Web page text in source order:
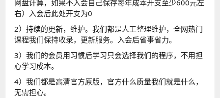
网盘计算，如果不入会自己保存每年成本开支至少600元左
右）入会后此处开支为0
2）持续的更新，维护。我们都是人工整理维护，全网热门
课程我们保持收录，更新服务。入会后省事省力。
3）我们的会员用习惯后学习只会选择我们的程序，不用担
心学习成本。
4）我们都是高清官方原版，官方什么质量我们就是什么，
无需担心。